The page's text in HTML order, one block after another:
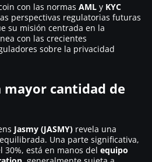
con las normas AML y KYC
perspectivas regulatorias futuras
su misión centrada en la
con las crecientes
sobre la privacidad
mayor cantidad de
Jasmy (JASMY) revela una
Una parte significativa,
30%, está en manos del equipo